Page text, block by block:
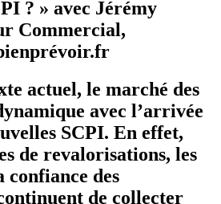
? » avec Jérémy
Commercial,
actuel, le marché des
avec l’arrivée
SCPI. En effet,
de revalorisations, les
confiance des
de collecter